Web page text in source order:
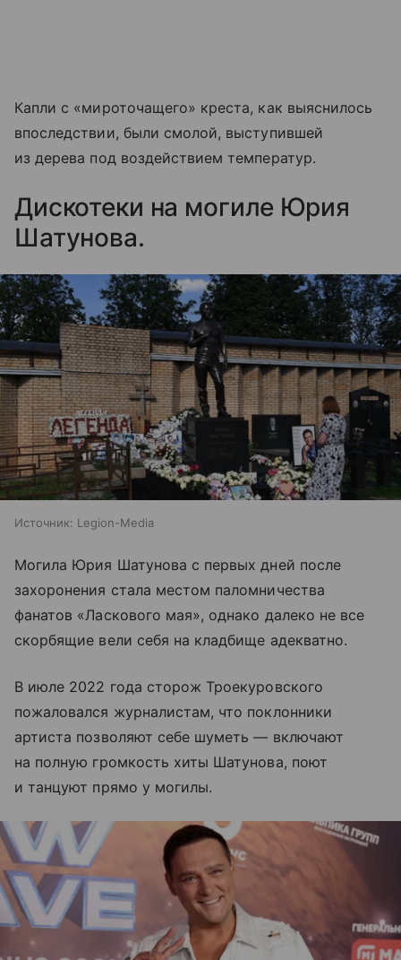
Капли с «мироточащего» креста, как выяснилось
впоследствии, были смолой, выступившей
из дерева под воздействием температур.
Дискотеки на могиле Юрия
Шатунова.
Источник: Legion-Media
Могила Юрия Шатунова с первых дней после
захоронения стала местом паломничества
фанатов «Ласкового мая», однако далеко не все
скорбящие вели себя на кладбище адекватно.
В июле 2022 года сторож Троекуровского
пожаловался журналистам, что поклонники
артиста позволяют себе шуметь — включают
на полную громкость хиты Шатунова, поют
и танцуют прямо у могилы.